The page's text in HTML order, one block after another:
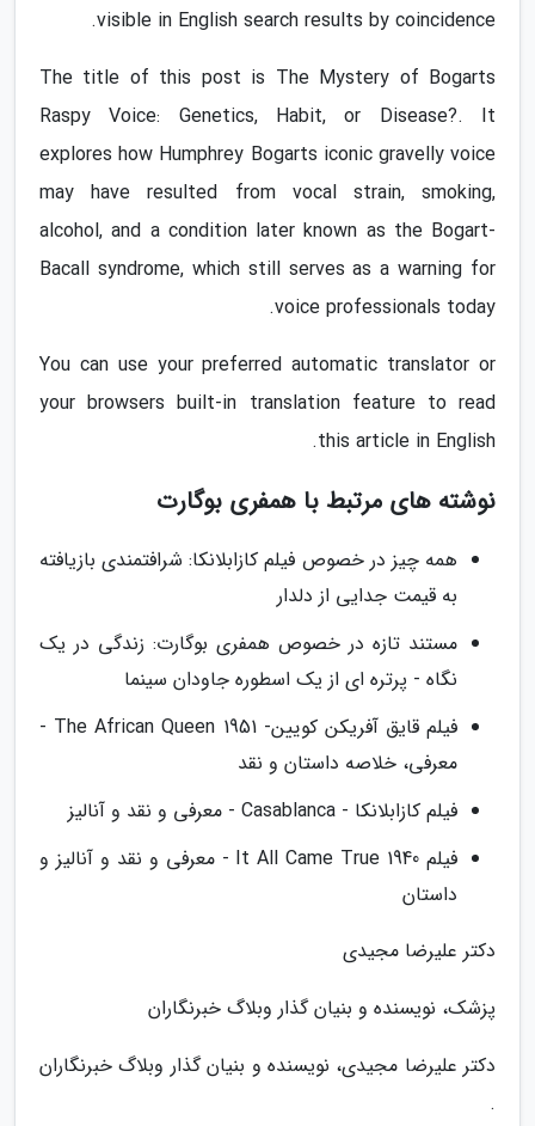
visible in English search results by coincidence.
The title of this post is The Mystery of Bogarts
Raspy Voice: Genetics, Habit, or Disease?. It
explores how Humphrey Bogarts iconic gravelly voice
may have resulted from vocal strain, smoking,
alcohol, and a condition later known as the Bogart-
Bacall syndrome, which still serves as a warning for
voice professionals today.
You can use your preferred automatic translator or
your browsers built-in translation feature to read
this article in English.
نوشته های مرتبط با همفری بوگارت
همه چیز در خصوص فیلم کازابلانکا: شرافتمندی بازیافته
به قیمت جدایی از دلدار
مستند تازه در خصوص همفری بوگارت: زندگی در یک
نگاه - پرتره ای از یک اسطوره جاودان سینما
فیلم قایق آفریکن کویین- The African Queen 1951 -
معرفی، خلاصه داستان و نقد
فیلم کازابلانکا - Casablanca - معرفی و نقد و آنالیز
فیلم It All Came True 1940 - معرفی و نقد و آنالیز و
داستان
دکتر علیرضا مجیدی
پزشک، نویسنده و بنیان گذار وبلاگ خبرنگاران
دکتر علیرضا مجیدی، نویسنده و بنیان گذار وبلاگ خبرنگاران
.